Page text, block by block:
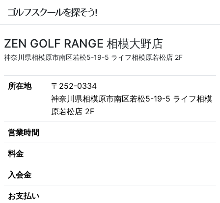
ZEN GOLF RANGE 相模大野店
神奈川県相模原市南区若松5-19-5 ライフ相模原若松店 2F
所在地
〒252-0334
神奈川県相模原市南区若松5-19-5 ライフ相模
原若松店 2F
営業時間
料金
入会金
お支払い